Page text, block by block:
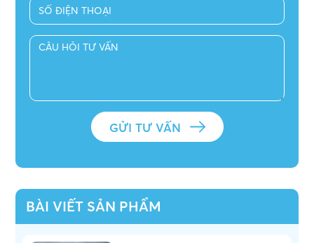
BÀI VIẾT SẢN PHẨM